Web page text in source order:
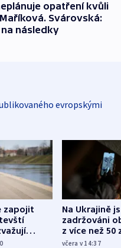
opatření kvůli
Svárovská:
následky
evropskými
zapojit
Na Ukrajině
zadržováni
z více než 50
Bojovali na
včera v 14:37